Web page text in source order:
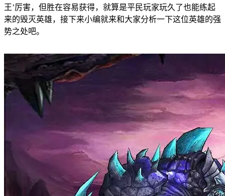
王’厉害，但胜在容易获得，就算是平民玩家玩久了也能练起
来的毁灭英雄，接下来小编就来和大家分析一下这位英雄的强
势之处吧。